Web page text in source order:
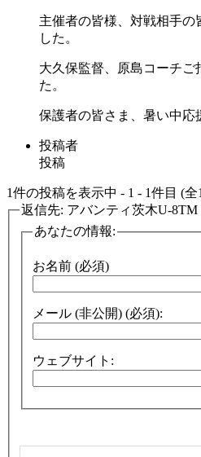
主催者の皆様、対戦相手の
した。
大久保監督、原島コーチご
た。
保護者の皆さま、暑い中応
投稿者
投稿
1件の投稿を表示中 - 1 - 1件目 (全
返信先: アバンティ茨木U-8TM
あなたの情報:
お名前 (必須)
メール (非公開) (必須):
ウェブサイト: